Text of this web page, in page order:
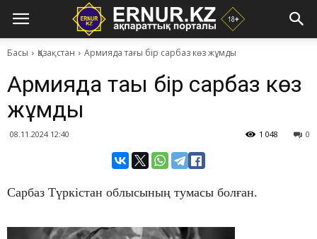
Басы Қазақстан Армияда тағы бір сарбаз көз жұмды
Армияда тағы бір сарбаз көз
жұмды
08.11.2024 12:40 0
1 048
Сарбаз Түркістан облысының тумасы болған.